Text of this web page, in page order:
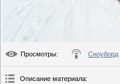
Просмотры: Сноуборд
Описание материала: